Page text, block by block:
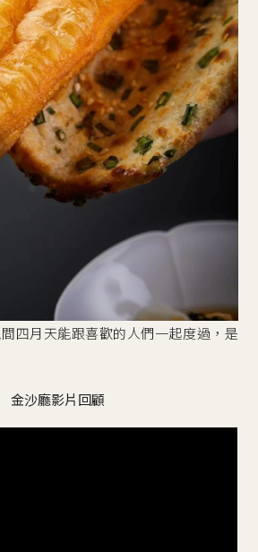
四月天能跟喜歡的人們一起度過，是
金沙廳影片回顧